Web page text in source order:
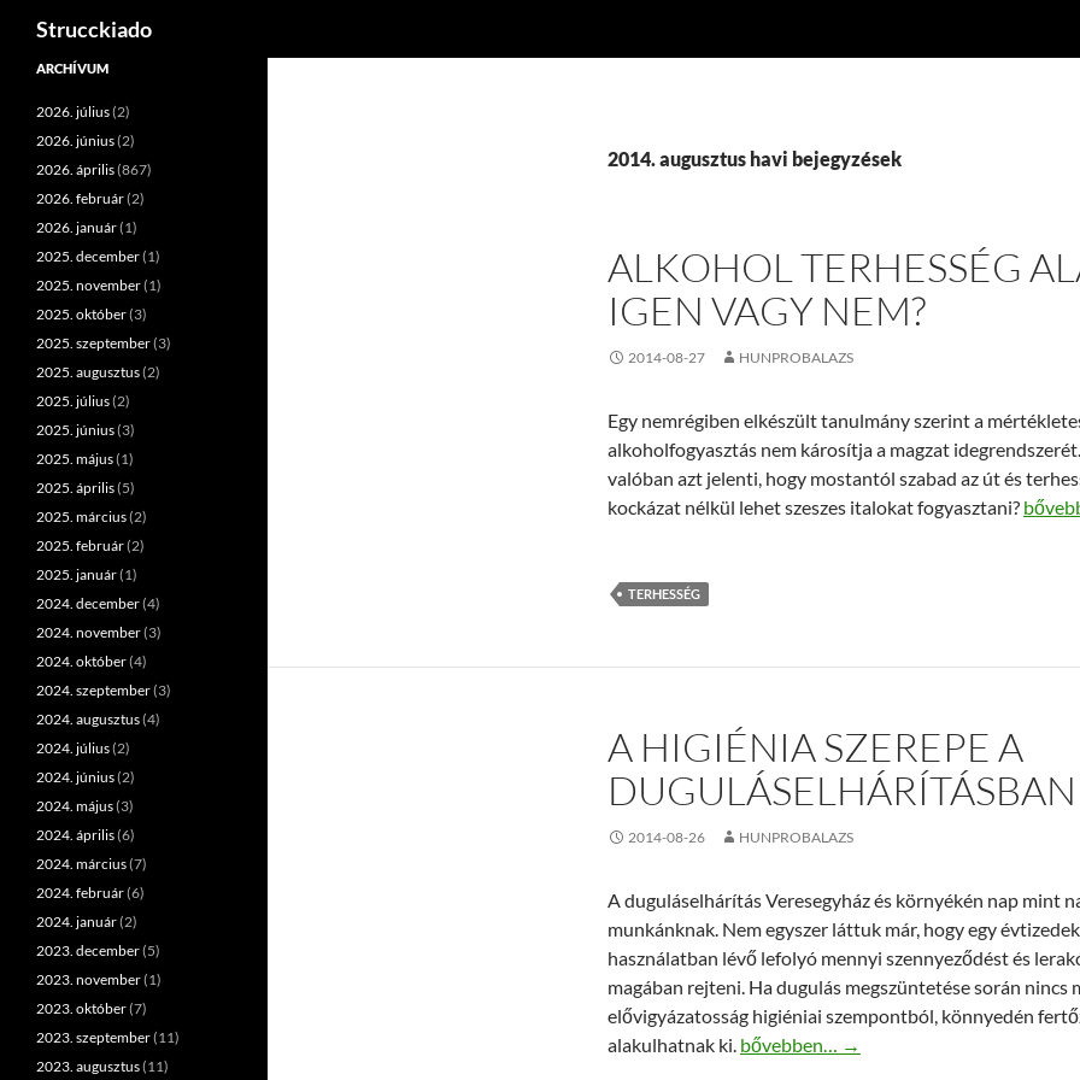
Tartalomhoz
Strucckiado
2014. augusztus havi bejegyzések
ALKOHOL TERHESSÉG
IGEN VAGY NEM?
2014-08-27 HUNPROBALAZS
Egy nemrégiben elkészült tanulmány szerint a
alkoholfogyasztás nem károsítja a magzat
valóban azt jelenti, hogy mostantól szabad az út és
kockázat nélkül lehet szeszes italokat fogyasztani?
TERHESSÉG
A HIGIÉNIA SZEREPE A
DUGULÁSELHÁRÍTÁSBAN
2014-08-26 HUNPROBALAZS
A duguláselhárítás Veresegyház és környékén nap mint
munkánknak. Nem egyszer láttuk már, hogy egy
használatban lévő lefolyó mennyi szennyeződést és
magában rejteni. Ha dugulás megszüntetése során nincs
elővigyázatosság higiéniai szempontból, könnyedén
alakulhatnak ki. A higiénia szerepe a duguláselhárításban
bővebben… →
ARCHÍVUM
2026. július(2)
2026. június(2)
2026. április(867)
2026. február(2)
2026. január(1)
2025. december(1)
2025. november(1)
2025. október(3)
2025. szeptember(3)
2025. augusztus(2)
2025. július(2)
2025. június(3)
2025. május(1)
2025. április(5)
2025. március(2)
2025. február(2)
2025. január(1)
2024. december(4)
2024. november(3)
2024. október(4)
2024. szeptember(3)
2024. augusztus(4)
2024. július(2)
2024. június(2)
2024. május(3)
2024. április(6)
2024. március(7)
2024. február(6)
2024. január(2)
2023. december(5)
2023. november(1)
2023. október(7)
2023. szeptember(11)
2023. augusztus(11)